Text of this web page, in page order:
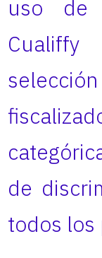
uso de
de
todos los